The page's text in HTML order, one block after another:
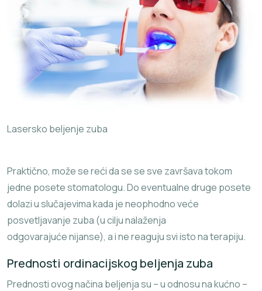
Lasersko beljenje zuba
Praktično, može se reći da se se sve završava tokom
jedne posete stomatologu. Do eventualne druge posete
dolazi u slučajevima kada je neophodno veće
posvetljavanje zuba (u cilju nalaženja
odgovarajuće nijanse), a i ne reaguju svi isto na terapiju.
Prednosti ordinacijskog beljenja zuba
Prednosti ovog načina beljenja su – u odnosu na kućno –